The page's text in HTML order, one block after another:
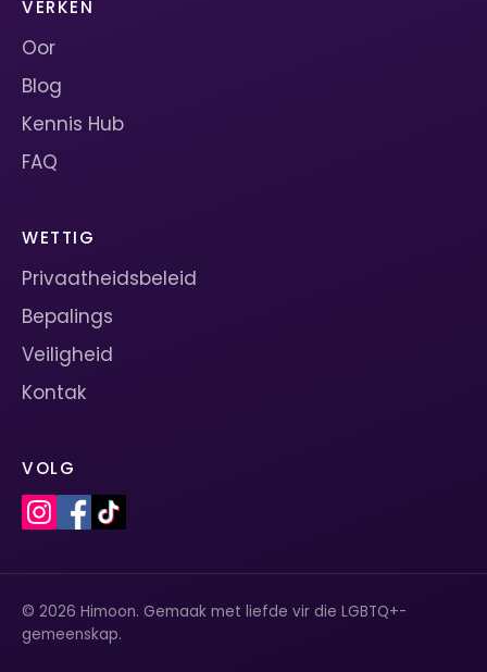
VERKEN
Oor
Blog
Kennis Hub
FAQ
WETTIG
Privaatheidsbeleid
Bepalings
Veiligheid
Kontak
VOLG
© 2026 Himoon. Gemaak met liefde vir die LGBTQ+-
gemeenskap.